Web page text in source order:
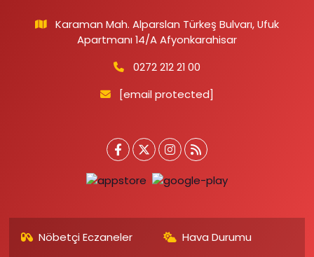
Karaman Mah. Alparslan Türkeş Bulvarı, Ufuk
Apartmanı 14/A Afyonkarahisar
0272 212 21 00
[email protected]
Nöbetçi Eczaneler Hava Durumu